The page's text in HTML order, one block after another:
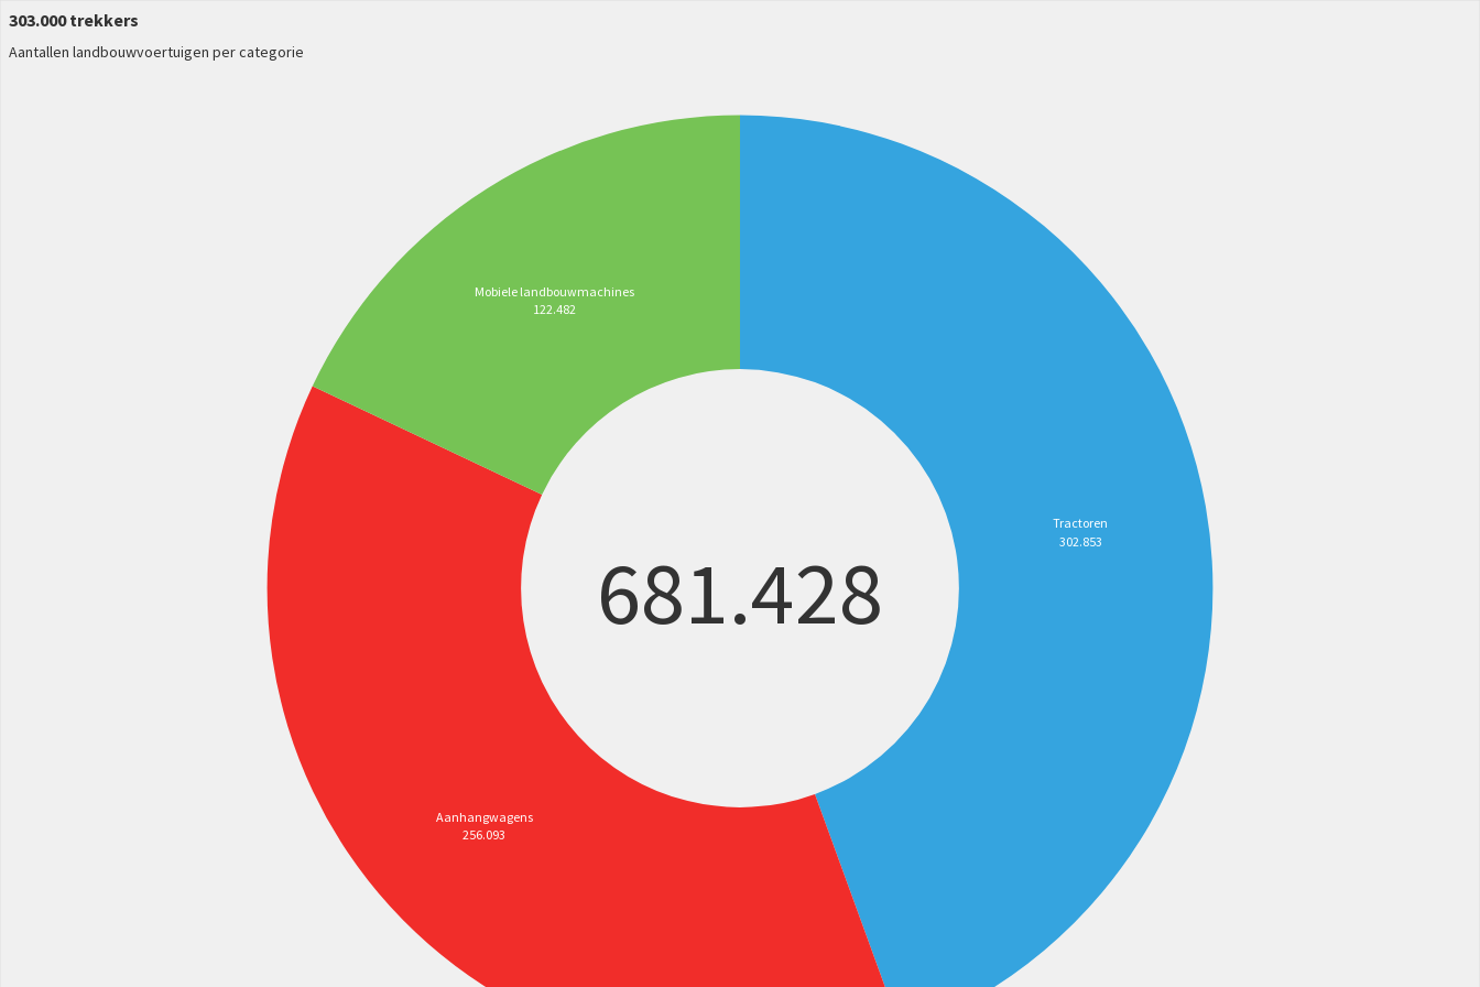
303.000 trekkers
Aantallen landbouwvoertuigen per categorie
681.428
Tractoren
302.853
Aanhangwagens
256.093
Mobiele landbouwmachines
122.482